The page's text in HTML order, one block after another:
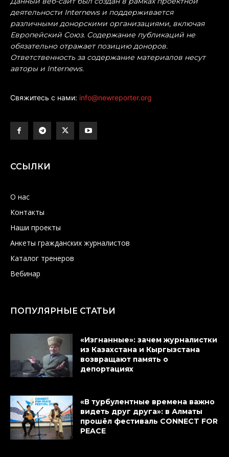
деятельности Internews и поддерживается
различными донорскими организациями, включая
Европейский Союз. Содержание публикаций не
обязательно отражает позицию доноров.
Ответственность за содержание материалов несут
авторы и Internews.
Свяжитесь с нами: info@newreporter.org
ССЫЛКИ
О нас
Контакты
Наши проекты
Анкеты гражданских журналистов
Каталог тренеров
Вебинар
ПОПУЛЯРНЫЕ СТАТЬИ
«Изгнанные»: зачем журналистки
из Казахстана и Кыргызстана
возвращают память о
депортациях
«В турбулентные времена важно
видеть друг друга»: в Алматы
прошёл фестиваль CONNECT FOR
PEACE